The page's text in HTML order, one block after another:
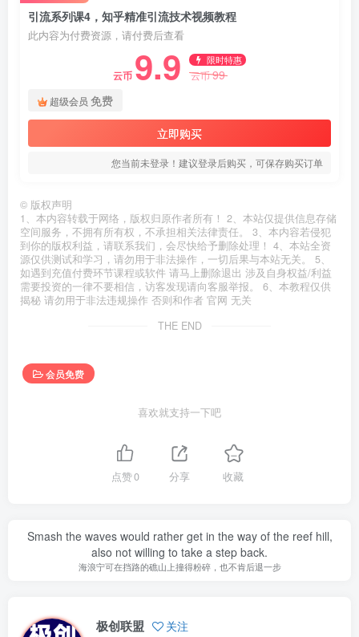
引流系列课4，知乎精准引流技术视频教程
此内容为付费资源，请付费后查看
云币 9.9 限时特惠
云币99
超级会员 免费
立即购买
您当前未登录！建议登录后购买，可保存购买订单
© 版权声明
1、本内容转载于网络，版权归原作者所有！ 2、本站仅提供信息存储
空间服务，不拥有所有权，不承担相关法律责任。 3、本内容若侵犯
到你的版权利益，请联系我们，会尽快给予删除处理！ 4、本站全资
源仅供测试和学习，请勿用于非法操作，一切后果与本站无关。 5、
如遇到充值付费环节课程或软件 请马上删除退出 涉及自身权益/利益
需要投资的一律不要相信，访客发现请向客服举报。 6、本教程仅供
揭秘 请勿用于非法违规操作 否则和作者 官网 无关
THE END
会员免费
喜欢就支持一下吧
点赞0 分享 收藏
Smash the waves would rather get in the way of the reef hill,
also not willing to take a step back.
海浪宁可在挡路的礁山上撞得粉碎，也不肯后退一步
极创联盟 关注